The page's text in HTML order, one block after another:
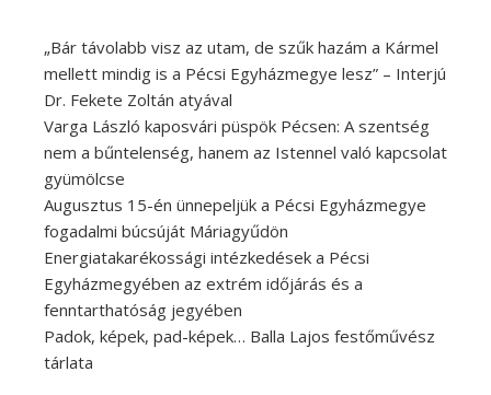
„Bár távolabb visz az utam, de szűk hazám a Kármel
mellett mindig is a Pécsi Egyházmegye lesz” – Interjú
Dr. Fekete Zoltán atyával
Varga László kaposvári püspök Pécsen: A szentség
nem a bűntelenség, hanem az Istennel való kapcsolat
gyümölcse
Augusztus 15-én ünnepeljük a Pécsi Egyházmegye
fogadalmi búcsúját Máriagyűdön
Energiatakarékossági intézkedések a Pécsi
Egyházmegyében az extrém időjárás és a
fenntarthatóság jegyében
Padok, képek, pad-képek… Balla Lajos festőművész
tárlata